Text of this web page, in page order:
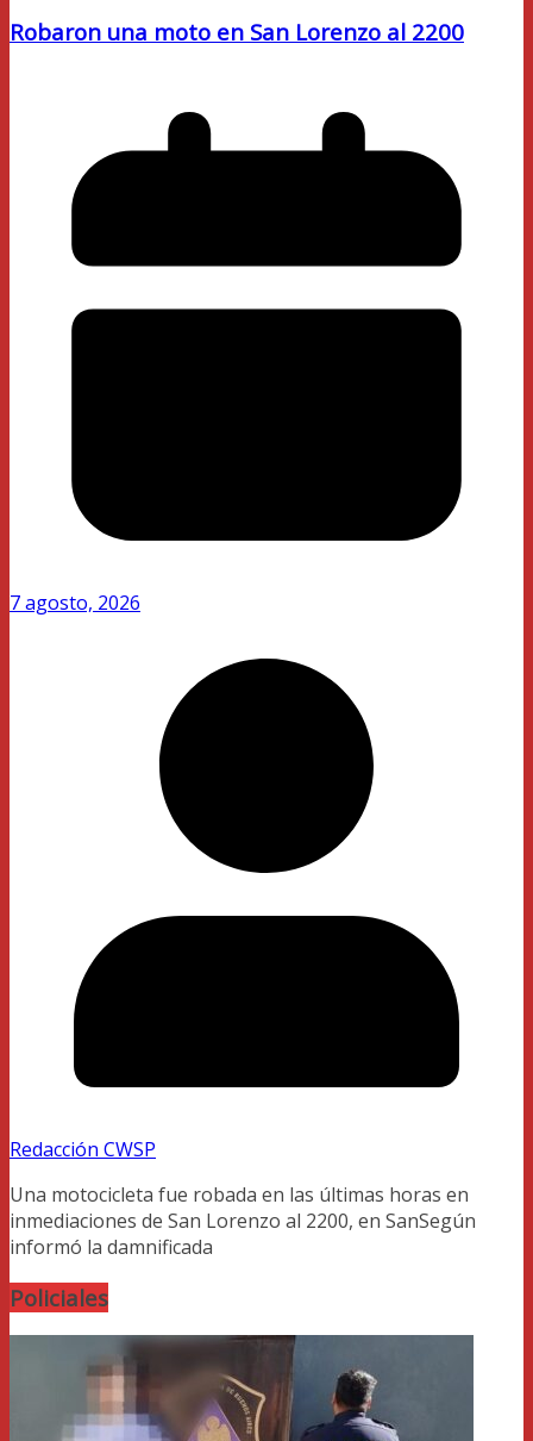
Robaron una moto en San Lorenzo al 2200
7 agosto, 2026
Redacción CWSP
Una motocicleta fue robada en las últimas horas en
inmediaciones de San Lorenzo al 2200, en SanSegún
informó la damnificada
Policiales